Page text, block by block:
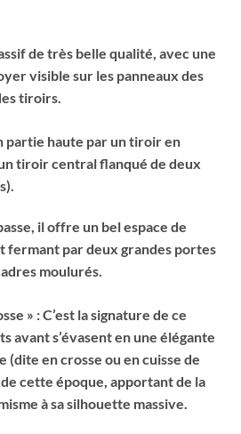
de très belle qualité, avec une
visible sur les panneaux des
tiroirs.
partie haute par un tiroir en
tiroir central flanqué de deux
il offre un bel espace de
fermant par deux grandes portes
moulurés.
» : C’est la signature de ce
avant s’évasent en une élégante
(dite en crosse ou en cuisse de
cette époque, apportant de la
à sa silhouette massive.